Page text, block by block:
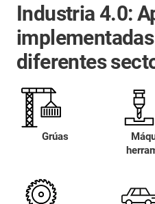
Industria 4.0:
diferentes
Grúas